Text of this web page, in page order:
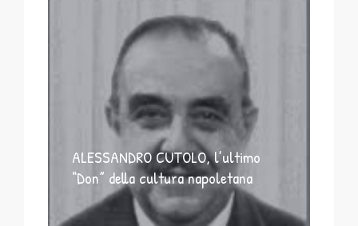
ALESSANDRO CUTOLO, l’ultimo
“Don” della cultura napoletana